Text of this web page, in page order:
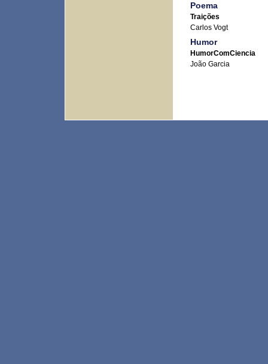
Poema
Traições
Carlos Vogt
Humor
HumorComCiencia
João Garcia